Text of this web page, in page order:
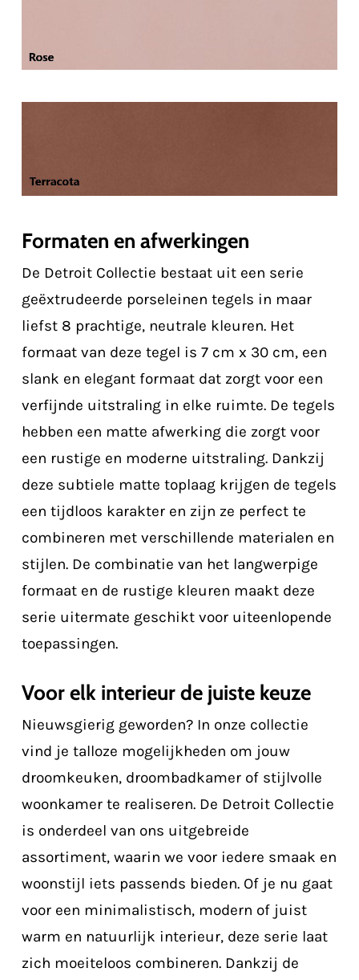
Formaten en afwerkingen
De Detroit Collectie bestaat uit een serie
geëxtrudeerde porseleinen tegels in maar
liefst 8 prachtige, neutrale kleuren. Het
formaat van deze tegel is 7 cm x 30 cm, een
slank en elegant formaat dat zorgt voor een
verfijnde uitstraling in elke ruimte. De tegels
hebben een matte afwerking die zorgt voor
een rustige en moderne uitstraling. Dankzij
deze subtiele matte toplaag krijgen de tegels
een tijdloos karakter en zijn ze perfect te
combineren met verschillende materialen en
stijlen. De combinatie van het langwerpige
formaat en de rustige kleuren maakt deze
serie uitermate geschikt voor uiteenlopende
toepassingen.
Voor elk interieur de juiste keuze
Nieuwsgierig geworden? In onze collectie
vind je talloze mogelijkheden om jouw
droomkeuken, droombadkamer of stijlvolle
woonkamer te realiseren. De Detroit Collectie
is onderdeel van ons uitgebreide
assortiment, waarin we voor iedere smaak en
woonstijl iets passends bieden. Of je nu gaat
voor een minimalistisch, modern of juist
warm en natuurlijk interieur, deze serie laat
zich moeiteloos combineren. Dankzij de